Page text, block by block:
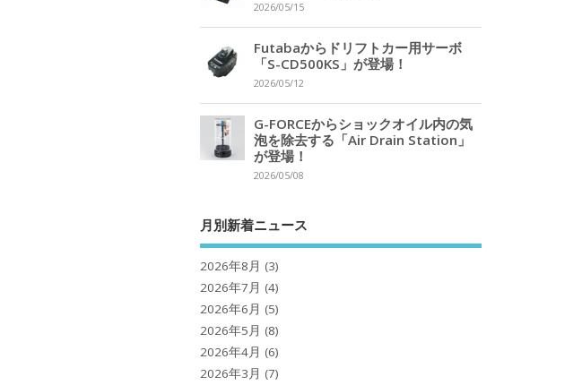
2026/05/15
Futabaからドリフトカー用サーボ
「S-CD500KS」が登場！
2026/05/12
G-FORCEからショックオイル内の気
泡を除去する「Air Drain Station」
が登場！
2026/05/08
月別新着ニュース
2026年8月 (3)
2026年7月 (4)
2026年6月 (5)
2026年5月 (8)
2026年4月 (6)
2026年3月 (7)